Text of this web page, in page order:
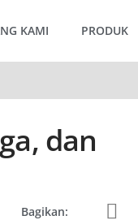
KAMI PRODUK
dan
Bagikan: